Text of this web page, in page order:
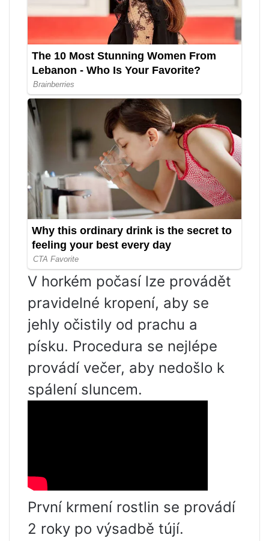
V horkém počasí lze provádět
pravidelné kropení, aby se
jehly očistily od prachu a
písku. Procedura se nejlépe
provádí večer, aby nedošlo k
spálení sluncem.
První krmení rostlin se provádí
2 roky po výsadbě tújí.